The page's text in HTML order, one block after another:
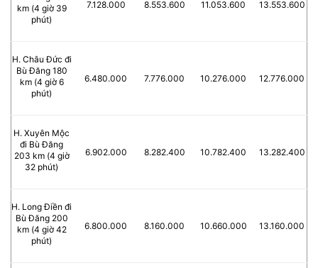
km (4 giờ 39
phút)
7.128.000 8.553.600 11.053.600 13.553.600
H. Châu Đức đi
Bù Đăng 180
km (4 giờ 6
phút)
6.480.000 7.776.000 10.276.000 12.776.000
H. Xuyên Mộc
đi Bù Đăng
203 km (4 giờ
32 phút)
6.902.000 8.282.400 10.782.400 13.282.400
H. Long Điền đi
Bù Đăng 200
km (4 giờ 42
phút)
6.800.000 8.160.000 10.660.000 13.160.000